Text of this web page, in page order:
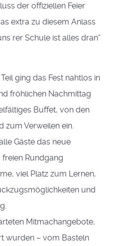
der offiziellen Feier
extra zu diesem Anlass
Schule ist alles dran“
ging das Fest nahtlos in
fröhlichen Nachmittag
Buffet, von den
zum Verweilen ein.
Gäste das neue
Rundgang
viel Platz zum Lernen,
und
Mitmachangebote,
wurden – vom Basteln